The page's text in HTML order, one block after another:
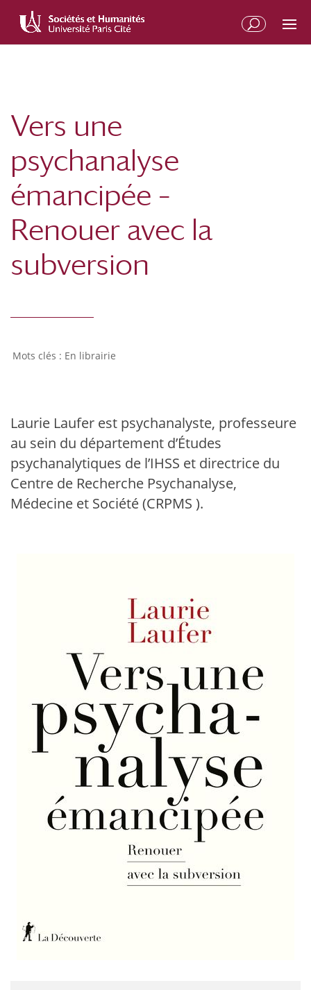
contenu
Vers une
psychanalyse
émancipée –
Renouer avec la
subversion
En librairie
Laurie Laufer est psychanalyste, professeure
au sein du département d’Études
psychanalytiques de l’IHSS et directrice du
Centre de Recherche Psychanalyse,
Médecine et Société (CRPMS ).